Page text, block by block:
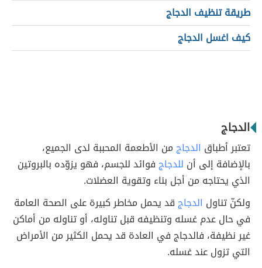
طريقة تنظيف الدجاج
كيف اغسل الدجاج
الدجاج
تعتبر أطباق الدجاجمن الأطعمة المحببة لدى الجميع،
بالإضافة إلى أن للدجاجفوائد للجسم، فهو يزوّده بالبروتين
الذي يحتاجه من أجل بناء وتقوية العضلات.
ولكنّ تناول الدجاجقد يحمل مخاطر كبيرة على الصحة العامة
في حال عدم غسله وتنظيفه قبل تناوله، أو تناوله من أماكن
غير نظيفة، فالدجاج في العادة قد يحمل الكثير من الأمراض
التي تزول عند غسله.